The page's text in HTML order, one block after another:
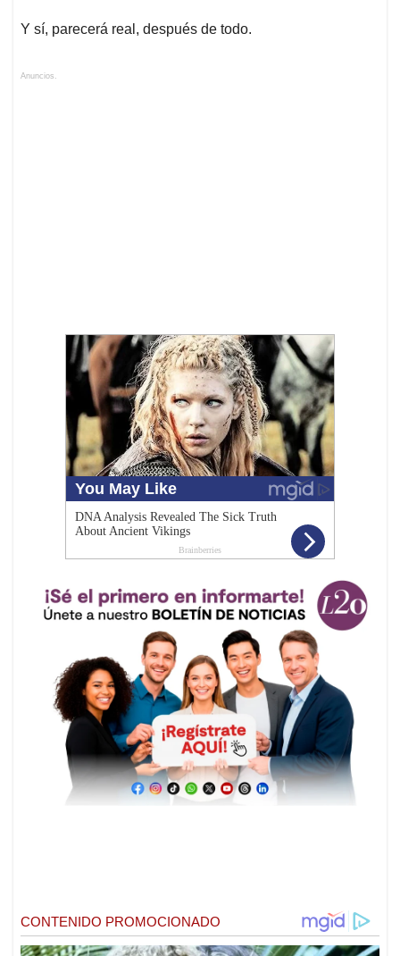
Y sí, parecerá real, después de todo.
Anuncios.